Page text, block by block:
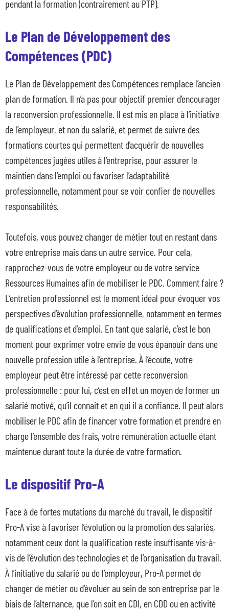
pendant la formation (contrairement au PTP).
Le Plan de Développement des
Compétences (PDC)
Le Plan de Développement des Compétences remplace l’ancien
plan de formation. Il n’a pas pour objectif premier d’encourager
la reconversion professionnelle. Il est mis en place à l’initiative
de l’employeur, et non du salarié, et permet de suivre des
formations courtes qui permettent d’acquérir de nouvelles
compétences jugées utiles à l’entreprise, pour assurer le
maintien dans l’emploi ou favoriser l’adaptabilité
professionnelle, notamment pour se voir confier de nouvelles
responsabilités.
Toutefois, vous pouvez changer de métier tout en restant dans
votre entreprise mais dans un autre service. Pour cela,
rapprochez-vous de votre employeur ou de votre service
Ressources Humaines afin de mobiliser le PDC. Comment faire ?
L’entretien professionnel est le moment idéal pour évoquer vos
perspectives d’évolution professionnelle, notamment en termes
de qualifications et d’emploi. En tant que salarié, c’est le bon
moment pour exprimer votre envie de vous épanouir dans une
nouvelle profession utile à l’entreprise. À l’écoute, votre
employeur peut être intéressé par cette reconversion
professionnelle : pour lui, c’est en effet un moyen de former un
salarié motivé, qu’il connait et en qui il a confiance. Il peut alors
mobiliser le PDC afin de financer votre formation et prendre en
charge l’ensemble des frais, votre rémunération actuelle étant
maintenue durant toute la durée de votre formation.
Le dispositif Pro-A
Face à de fortes mutations du marché du travail, le dispositif
Pro-A vise à favoriser l’évolution ou la promotion des salariés,
notamment ceux dont la qualification reste insuffisante vis-à-
vis de l’évolution des technologies et de l’organisation du travail.
À l’initiative du salarié ou de l’employeur, Pro-A permet de
changer de métier ou d’évoluer au sein de son entreprise par le
biais de l’alternance, que l’on soit en CDI, en CDD ou en activité